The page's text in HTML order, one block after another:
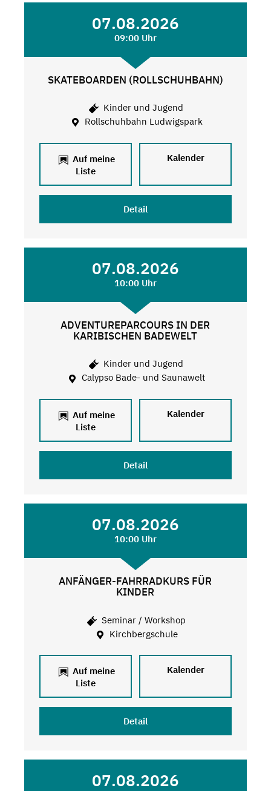
07.08.2026
09:00 Uhr
SKATEBOARDEN (ROLLSCHUHBAHN)
Kinder und Jugend
Rollschuhbahn Ludwigspark
Auf meine
Liste
Kalender
Detail
07.08.2026
10:00 Uhr
ADVENTUREPARCOURS IN DER
KARIBISCHEN BADEWELT
Kinder und Jugend
Calypso Bade- und Saunawelt
Auf meine
Liste
Kalender
Detail
07.08.2026
10:00 Uhr
ANFÄNGER-FAHRRADKURS FÜR
KINDER
Seminar / Workshop
Kirchbergschule
Auf meine
Liste
Kalender
Detail
07.08.2026